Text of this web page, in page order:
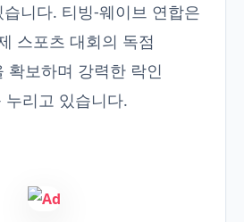
니다. 티빙-웨이브 연합은
스포츠 대회의 독점
확보하며 강력한 락인
리고 있습니다.